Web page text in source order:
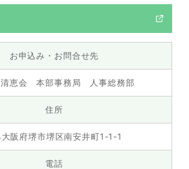
お申込み・お問合せ先
清恵会 本部事務局 人事総務部
住所
阪府堺市堺区南安井町1-1-1
電話